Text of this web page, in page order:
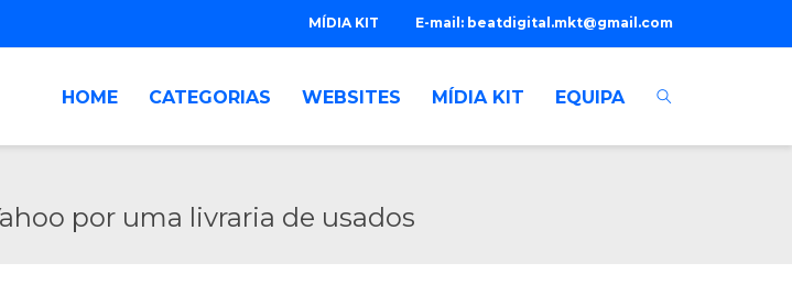
E-mail: beatdigital.mkt@gmail.com
MÍDIA KIT
HOME CATEGORIAS WEBSITES MÍDIA KIT EQUIPA
por uma livraria de usados